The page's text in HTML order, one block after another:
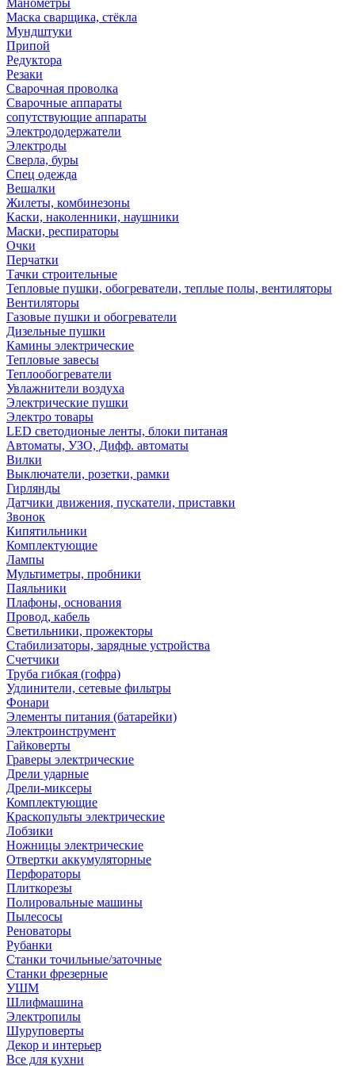
Манометры
Маска сварщика, стёкла
Мундштуки
Припой
Редуктора
Резаки
Сварочная проволка
Сварочные аппараты
сопутствующие аппараты
Электрододержатели
Электроды
Сверла, буры
Спец одежда
Вешалки
Жилеты, комбинезоны
Каски, наколенники, наушники
Маски, респираторы
Очки
Перчатки
Тачки строительные
Тепловые пушки, обогреватели, теплые полы, вентиляторы
Вентиляторы
Газовые пушки и обогреватели
Дизельные пушки
Камины электрические
Тепловые завесы
Теплообогреватели
Увлажнители воздуха
Электрические пушки
Электро товары
LED светодионые ленты, блоки питаная
Автоматы, УЗО, Дифф. автоматы
Вилки
Выключатели, розетки, рамки
Гирлянды
Датчики движения, пускатели, приставки
Звонок
Кипятильники
Комплектующие
Лампы
Мультиметры, пробники
Паяльники
Плафоны, основания
Провод, кабель
Светильники, прожекторы
Стабилизаторы, зарядные устройства
Счетчики
Труба гибкая (гофра)
Удлинители, сетевые фильтры
Фонари
Элементы питания (батарейки)
Электроинструмент
Гайковерты
Граверы электрические
Дрели ударные
Дрели-миксеры
Комплектующие
Краскопульты электрические
Лобзики
Ножницы электрические
Отвертки аккумуляторные
Перфораторы
Плиткорезы
Полировальные машины
Пылесосы
Реноваторы
Рубанки
Станки точильные/заточные
Станки фрезерные
УШМ
Шлифмашина
Электропилы
Шуруповерты
Декор и интерьер
Все для кухни